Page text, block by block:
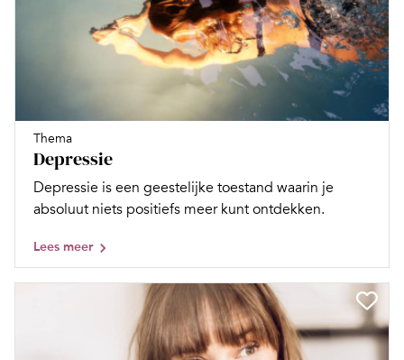
Thema
Depressie
Depressie is een geestelijke toestand waarin je
absoluut niets positiefs meer kunt ontdekken.
Lees meer